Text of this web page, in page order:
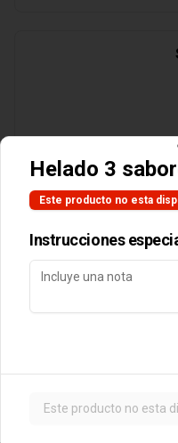
Cocteles
Helado 3
Este producto no esta
Instrucciones
Este producto no esta